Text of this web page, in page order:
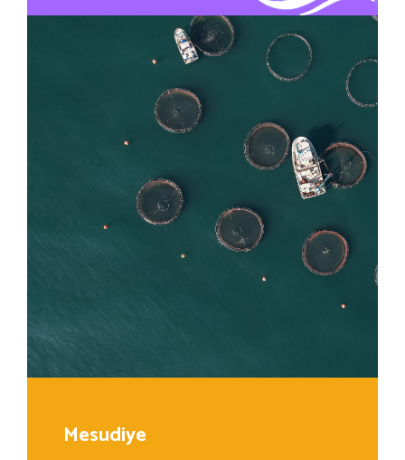
Mesudiye